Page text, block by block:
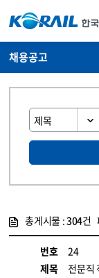
채용공고
총게시물 :304건
번호
24
제목
전문직